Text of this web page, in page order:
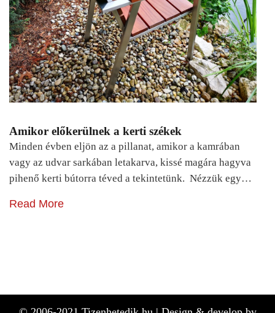
Amikor előkerülnek a kerti székek
Minden évben eljön az a pillanat, amikor a kamrában
vagy az udvar sarkában letakarva, kissé magára hagyva
pihenő kerti bútorra téved a tekintetünk. Nézzük egy…
Read More